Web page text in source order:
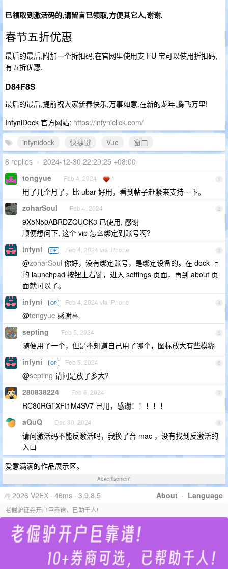
已领取到激活码的,请留言已领取,方便其它人,谢谢.
春节五折优惠
最后的最后,附加一个折扣码,在官网里使用支 FU 宝可以使用折扣码,
有五折优惠.
D84F8S
最后的最后,提前祝大家新春快乐,万事如意,在新的龙年,腾飞万里!
InfyniDock 官方网站: https://infyniclick.com/
infynidock
快捷键 Vue
窗口
8 replies • 2024-12-30 22:29:25 +08:00
1
tongyue Feb 4, 2024 1
用了几个月了，比 ubar 好用，看到帖子赶紧来支持一下。
2
zoharSoul Feb 4, 2024
9X5N50ABRDZQUOK3 已使用, 感谢
顺便想问下, 这个 vip 怎么绑定到账号啊?
3
infyni OP Feb 4, 2024 via iPhone
@zoharSoul 你好，没有绑定账号，是绑定设备的。在 dock 上
的 launchpad 按钮上右键，进入 settings 页面，再到 about 页
面就可以了。
4
infyni OP Feb 4, 2024 via iPhone
@tongyue 感谢🙏
5
septing Feb 5, 2024
随便用了一个，但是不知道自己用了哪个，图标放大有些模糊
6
infyni OP Feb 5, 2024
@septing 请问是放了多大?
7
280838224 Feb 6, 2024
RC80RGTXFI1M4SV7 已用，感谢！！！！！
8
aQuQ Dec 30, 2024
请问激活码不能反激活吗，我换了台 mac ，没有找到反激活的
入口
爱意满满的作品展示区。
Advertisement
About · Language
© 2026 V2EX · 46ms · 3.9.8.5
老倔驴证券开户巨靠谱，已助千人!